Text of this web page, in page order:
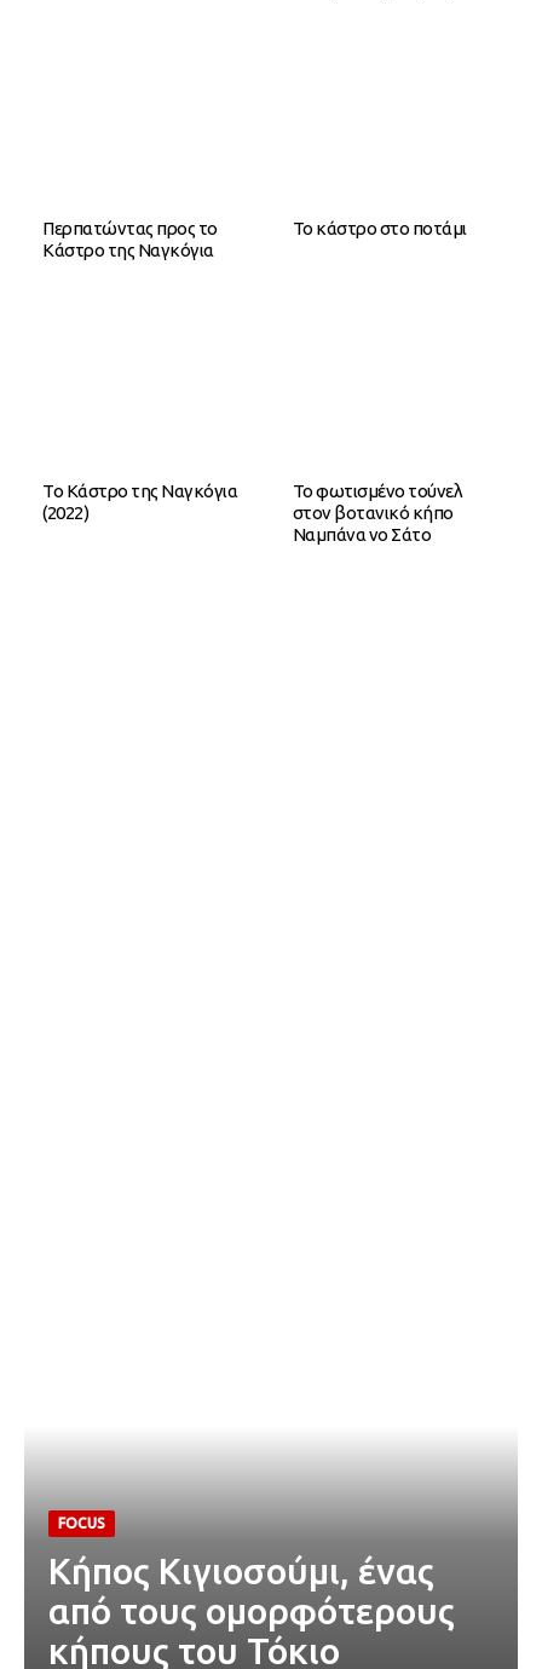
Περπατώντας προς το
Κάστρο της Ναγκόγια
To κάστρο στο ποτάμι
Το Κάστρο της Ναγκόγια
(2022)
Το φωτισμένο τούνελ
στον βοτανικό κήπο
Ναμπάνα νο Σάτο
FOCUS
Κήπος Κιγιοσούμι, ένας
από τους ομορφότερους
κήπους του Τόκιο